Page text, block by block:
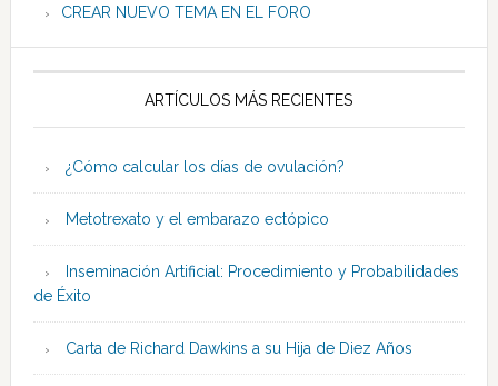
CREAR NUEVO TEMA EN EL FORO
ARTÍCULOS MÁS RECIENTES
¿Cómo calcular los días de ovulación?
Metotrexato y el embarazo ectópico
Inseminación Artificial: Procedimiento y Probabilidades
de Éxito
Carta de Richard Dawkins a su Hija de Diez Años